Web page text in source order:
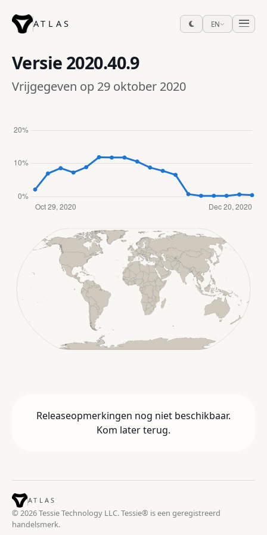
ATLAS EN
Versie 2020.40.9
Vrijgegeven op 29 oktober 2020
Releaseopmerkingen nog niet beschikbaar.
Kom later terug.
ATLAS
© 2026 Tessie Technology LLC. Tessie® is een geregistreerd
handelsmerk.